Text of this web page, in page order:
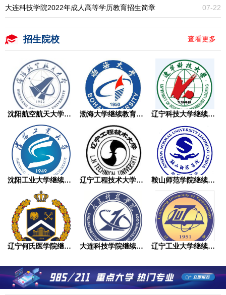
07-22
大连科技学院2022年成人高等学历教育招生简章
招生院校 查看更多
沈阳航空航天大学继续教育学院成人高考 渤海大学继续教育学院成人高考 辽宁科技大学继续教育学院成人高考
沈阳工业大学继续教育学院成人高考 辽宁工程技术大学继续教育学院成人高考 鞍山师范学院继续教育学院成人高考
辽宁何氏医学院继续教育学院成人高考 大连科技学院继续教育学院成人高考 辽宁工业大学继续教育学院成人高考